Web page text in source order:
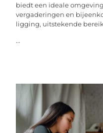
biedt een ideale
vergaderingen en
ligging, uitstekende
...